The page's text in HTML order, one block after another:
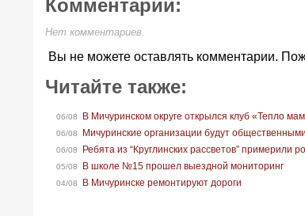
Комментарии:
Нет комментариев.
Вы не можете оставлять комментарии.
Читайте также:
06/08 В Мичуринском округе открылся клуб «Тепло
06/08 Мичуринские организации будут
06/08 Ребята из “Круглинских рассветов” примерили
05/08 В школе №15 прошел выездной мониторинг
04/08 В Мичуринске ремонтируют дороги